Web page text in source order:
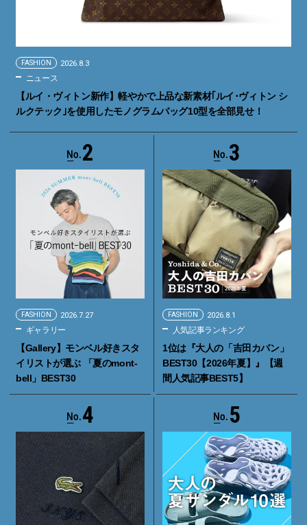
FASHION 2026.8.3
ニュース
【ルイ・ヴィトン新作】軽やかで上品な新素材｢ルイ･ヴィトン シ
ルクテック｣を使用したモノグラムバッグ10型を全部見せ！
2
FASHION 2026.7.27
ギャラリー
【Gallery】モンベル好きスタ
イリストが選ぶ 「夏のmont-
bell」BEST30
3
FASHION 2026.8.1
人気記事ランキング
1位は『大人の「吉田カバン」
BEST30【2026年夏】』【週
間人気記事BEST5】
4 5